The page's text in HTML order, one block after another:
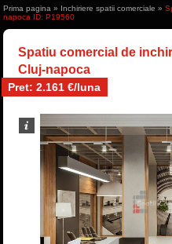
Prima pagina » Inchiriere spatii comerciale »
napoca ID: P19560
Spatiu comercial de
Cluj-napoca
Pret: 2.161 €/luna